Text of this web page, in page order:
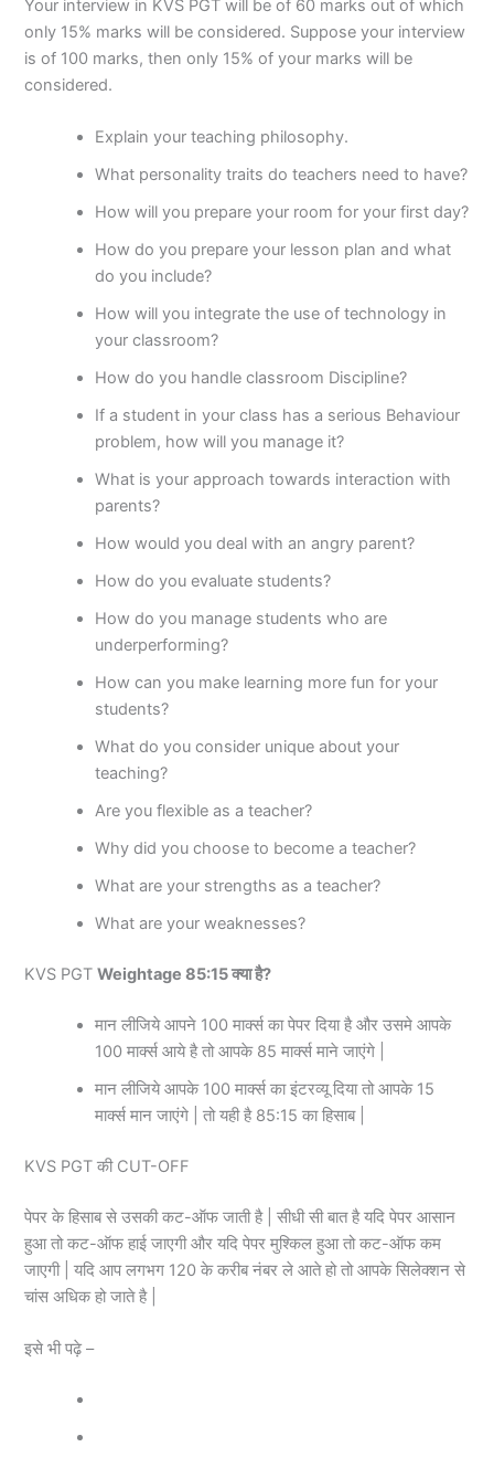
Your interview in KVS PGT will be of 60 marks out of which
only 15% marks will be considered. Suppose your interview
is of 100 marks, then only 15% of your marks will be
considered.
Explain your teaching philosophy.
What personality traits do teachers need to have?
How will you prepare your room for your first day?
How do you prepare your lesson plan and what
do you include?
How will you integrate the use of technology in
your classroom?
How do you handle classroom Discipline?
If a student in your class has a serious Behaviour
problem, how will you manage it?
What is your approach towards interaction with
parents?
How would you deal with an angry parent?
How do you evaluate students?
How do you manage students who are
underperforming?
How can you make learning more fun for your
students?
What do you consider unique about your
teaching?
Are you flexible as a teacher?
Why did you choose to become a teacher?
What are your strengths as a teacher?
What are your weaknesses?
KVS PGTWeightage 85:15 क्या है?
मान लीजिये आपने 100 मार्क्स का पेपर दिया है और उसमे आपके
100 मार्क्स आये है तो आपके 85 मार्क्स माने जाएंगे |
मान लीजिये आपके 100 मार्क्स का इंटरव्यू दिया तो आपके 15
मार्क्स मान जाएंगे | तो यही है 85:15 का हिसाब |
KVS PGT की CUT-OFF
पेपर के हिसाब से उसकी कट-ऑफ जाती है | सीधी सी बात है यदि पेपर आसान
हुआ तो कट-ऑफ हाई जाएगी और यदि पेपर मुश्किल हुआ तो कट-ऑफ कम
जाएगी | यदि आप लगभग 120 के करीब नंबर ले आते हो तो आपके सिलेक्शन से
चांस अधिक हो जाते है |
इसे भी पढ़े –